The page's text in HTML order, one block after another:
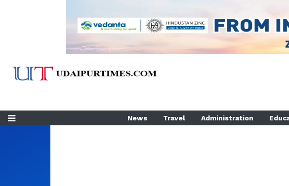
News Travel Administration